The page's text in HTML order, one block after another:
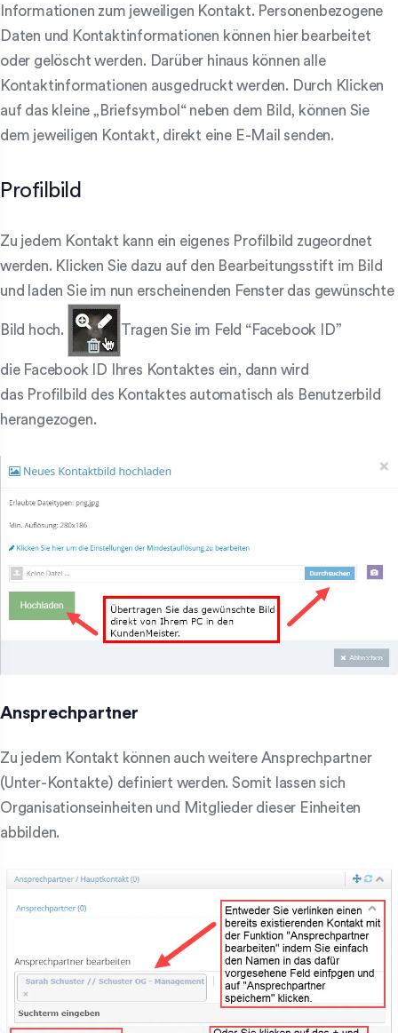
Informationen zum jeweiligen Kontakt. Personenbezogene
Daten und Kontaktinformationen können hier bearbeitet
oder gelöscht werden. Darüber hinaus können alle
Kontaktinformationen ausgedruckt werden. Durch Klicken
auf das kleine „Briefsymbol“ neben dem Bild, können Sie
dem jeweiligen Kontakt, direkt eine E-Mail senden.
Profilbild
Zu jedem Kontakt kann ein eigenes Profilbild zugeordnet
werden. Klicken Sie dazu auf den Bearbeitungsstift im Bild
und laden Sie im nun erscheinenden Fenster das gewünschte
Bild hoch. Tragen Sie im Feld “Facebook ID”
die Facebook ID Ihres Kontaktes ein, dann wird
das Profilbild des Kontaktes automatisch als Benutzerbild
herangezogen.
Ansprechpartner
Zu jedem Kontakt können auch weitere Ansprechpartner
(Unter-Kontakte) definiert werden. Somit lassen sich
Organisationseinheiten und Mitglieder dieser Einheiten
abbilden.